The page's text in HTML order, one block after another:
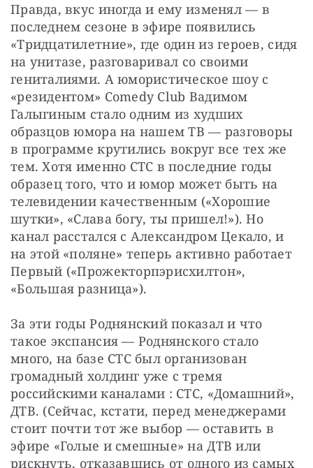
Правда, вкус иногда и ему изменял — в
последнем сезоне в эфире появились
«Тридцатилетние», где один из героев, сидя
на унитазе, разговаривал со своими
гениталиями. А юмористическое шоу с
«резидентом» Comedy Club Вадимом
Галыгиным стало одним из худших
образцов юмора на нашем ТВ — разговоры
в программе крутились вокруг все тех же
тем. Хотя именно СТС в последние годы
образец того, что и юмор может быть на
телевидении качественным («Хорошие
шутки», «Слава богу, ты пришел!»). Но
канал расстался с Александром Цекало, и
на этой «поляне» теперь активно работает
Первый («Прожекторпэрисхилтон»,
«Большая разница»).
За эти годы Роднянский показал и что
такое экспансия — Роднянского стало
много, на базе СТС был организован
громадный холдинг уже с тремя
российскими каналами : СТС, «Домашний»,
ДТВ. (Сейчас, кстати, перед менеджерами
стоит почти тот же выбор — оставить в
эфире «Голые и смешные» на ДТВ или
рискнуть, отказавшись от одного из самых